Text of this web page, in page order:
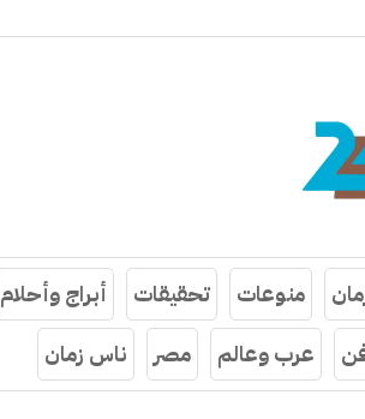
منوعات تحقيقات أبراج وأحلام
عرب وعالم مصر
ناس زمان